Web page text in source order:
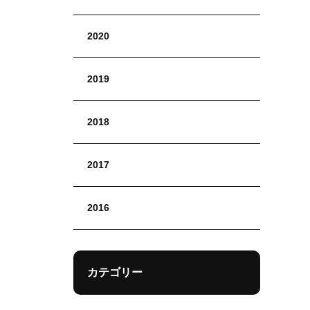
2020
2019
2018
2017
2016
カテゴリー